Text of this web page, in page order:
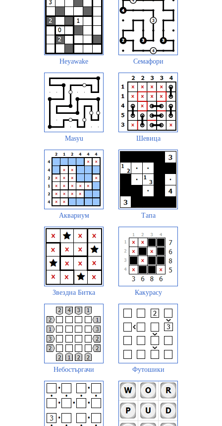
Heyawake Семафори
Masyu Шевица
Аквариум Тапа
Звездна Битка Какурасу
Небостъргачи Футошики